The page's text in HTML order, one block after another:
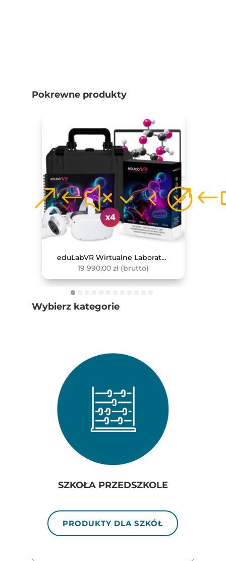
Pokrewne produkty
eduLabVR Wirtualne Laboratoria Przyrodnicze (zestaw z goglami VR, 4 szt.)
19 990,00 zł (brutto)
Wybierz kategorie
SZKOŁA PRZEDSZKOLE
PRODUKTY DLA SZKÓŁ